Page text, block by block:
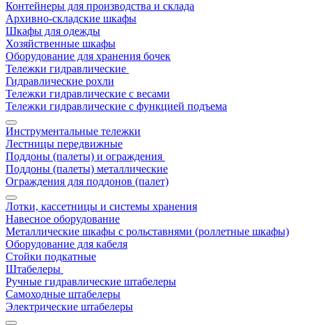
Контейнеры для производства и склада
Архивно-складские шкафы
Шкафы для одежды
Хозяйственные шкафы
Оборудование для хранения бочек
Тележки гидравлические
Гидравлические рохли
Тележки гидравлические с весами
Тележки гидравлические с функцией подъема
Инструментальные тележки
Лестницы передвижные
Поддоны (палеты) и ограждения
Поддоны (палеты) металлические
Ограждения для поддонов (палет)
Лотки, кассетницы и системы хранения
Навесное оборудование
Металлические шкафы с рольставнями (роллетные шкафы)
Оборудование для кабеля
Стойки подкатные
Штабелеры
Ручные гидравлические штабелеры
Самоходные штабелеры
Электрические штабелеры